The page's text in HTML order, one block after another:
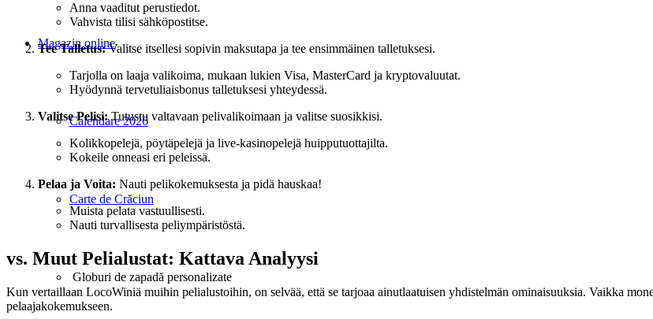
Magazin online
Calendare 2026
Carte de Crăciun
Globuri de zapadă personalizate
Anna vaaditut perustiedot.
Vahvista tilisi sähköpostitse.
Tee Talletus:Valitse itsellesi sopivin maksutapa ja tee ensimmäinen talletuksesi.
Tarjolla on laaja valikoima, mukaan lukien Visa, MasterCard ja kryptovaluutat.
Hyödynnä tervetuliaisbonus talletuksesi yhteydessä.
Valitse Pelisi:Tutustu valtavaan pelivalikoimaan ja valitse suosikkisi.
Kolikkopelejä, pöytäpelejä ja live-kasinopelejä huipputuottajilta.
Kokeile onneasi eri peleissä.
Pelaa ja Voita: Nauti pelikokemuksesta ja pidä hauskaa!
Muista pelata vastuullisesti.
Nauti turvallisesta peliympäristöstä.
vs. Muut Pelialustat: Kattava Analyysi
Kun vertaillaan LocoWiniä muihin pelialustoihin, on selvää, että se tarjoaa ainutlaatuisen yhdistelmän ominaisuuksia. Vaikka
pelaajakokemukseen.